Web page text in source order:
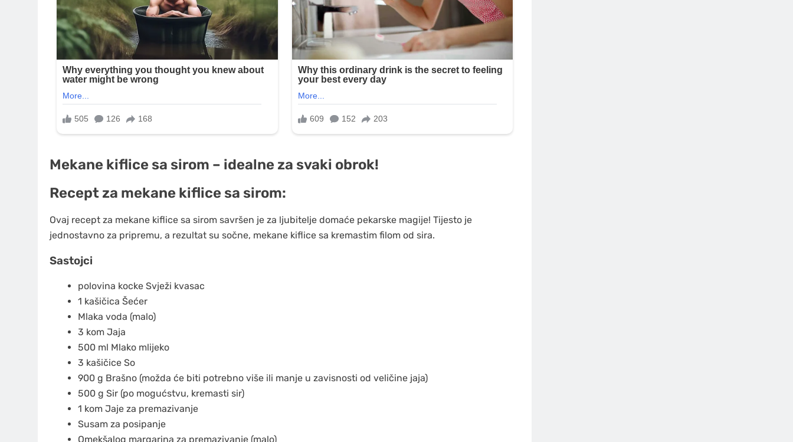
Mekane kiflice sa sirom – idealne za svaki obrok!
Recept za mekane kiflice sa sirom:
Ovaj recept za mekane kiflice sa sirom savršen je za ljubitelje domaće pekarske magije! Tijesto je
jednostavno za pripremu, a rezultat su sočne, mekane kiflice sa kremastim filom od sira.
Sastojci
polovina kocke Svježi kvasac
1 kašičica Šećer
Mlaka voda (malo)
3 kom Jaja
500 ml Mlako mlijeko
3 kašičice So
900 g Brašno (možda će biti potrebno više ili manje u zavisnosti od veličine jaja)
500 g Sir (po mogućstvu, kremasti sir)
1 kom Jaje za premazivanje
Susam za posipanje
Omekšalog margarina za premazivanje (malo)